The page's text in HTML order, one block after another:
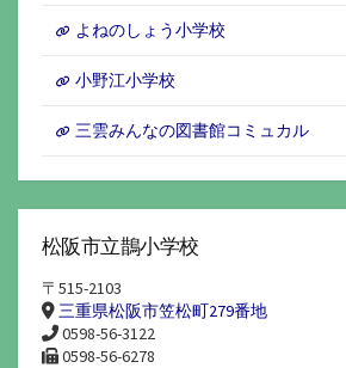
よねのしょう小学校
小野江小学校
三雲みんなの図書館コミュカル
松阪市立鵲小学校
〒515-2103
三重県松阪市笠松町279番地
0598-56-3122
0598-56-6278